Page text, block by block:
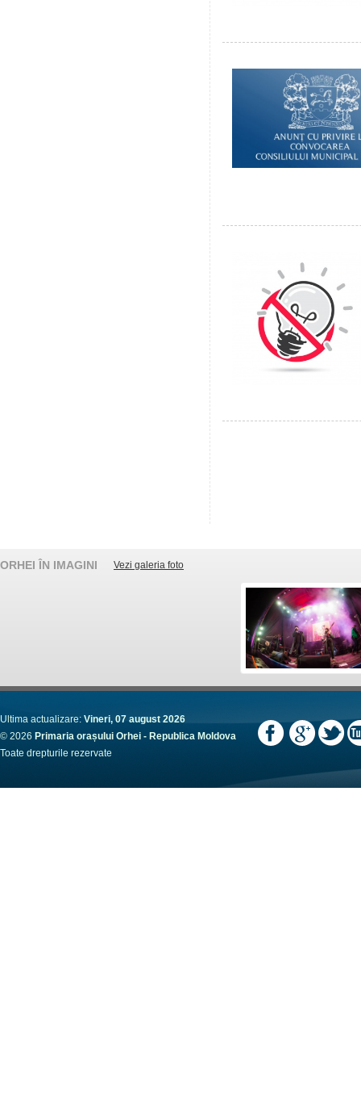
ORHEI ÎN IMAGINI Vezi galeria foto
Ultima actualizare: Vineri, 07 august 2026
© 2026 Primaria orașului Orhei - Republica Moldova
Toate drepturile rezervate